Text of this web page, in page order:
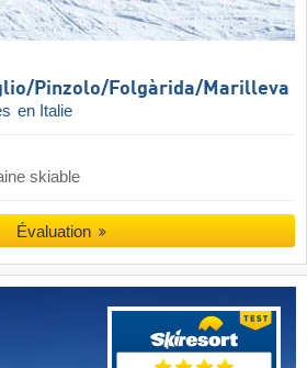
​Pinzolo/​Folgàrida/​Marilleva
en Italie
skiable
Évaluation